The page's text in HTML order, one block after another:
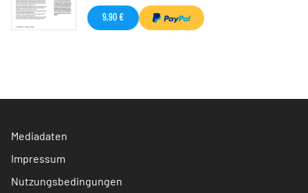
9,90 €
Mediadaten
Impressum
Nutzungsbedingungen